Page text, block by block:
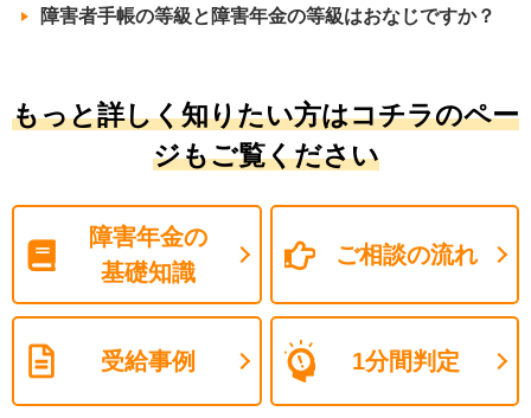
障害者手帳の等級と障害年金の等級はおなじですか？
もっと詳しく知りたい方はコチラのペー
ジもご覧ください
障害年金の
基礎知識
ご相談の流れ
受給事例 1分間判定